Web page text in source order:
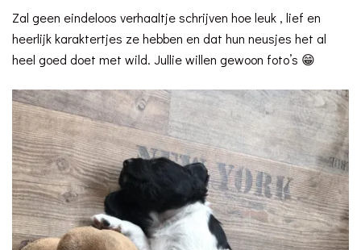
Zal geen eindeloos verhaaltje schrijven hoe leuk , lief en
heerlijk karaktertjes ze hebben en dat hun neusjes het al
heel goed doet met wild. Jullie willen gewoon foto’s 😁